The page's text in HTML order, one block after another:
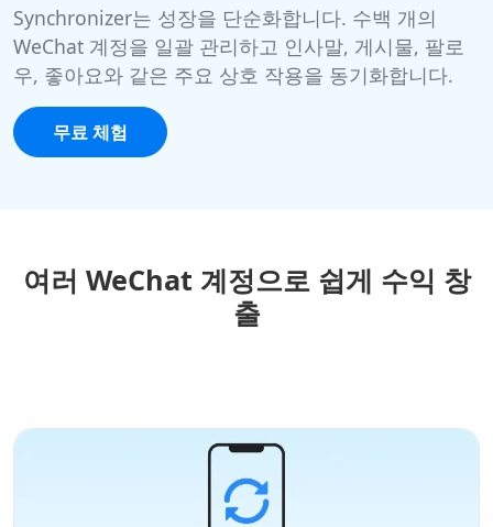
Synchronizer는 성장을 단순화합니다. 수백 개의
WeChat 계정을 일괄 관리하고 인사말, 게시물, 팔로
우, 좋아요와 같은 주요 상호 작용을 동기화합니다.
무료 체험
여러 WeChat 계정으로 쉽게 수익 창
출